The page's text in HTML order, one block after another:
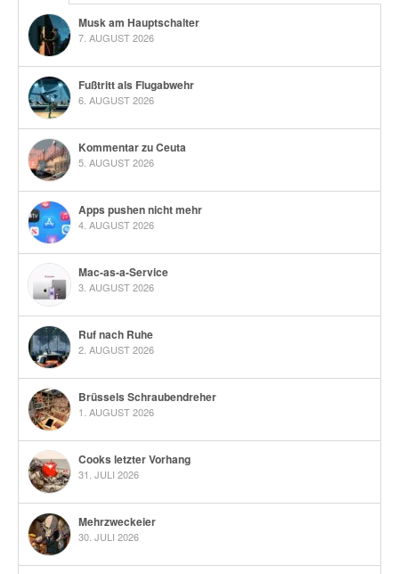
Musk am Hauptschalter
7. AUGUST 2026
Fußtritt als Flugabwehr
6. AUGUST 2026
Kommentar zu Ceuta
5. AUGUST 2026
Apps pushen nicht mehr
4. AUGUST 2026
Mac-as-a-Service
3. AUGUST 2026
Ruf nach Ruhe
2. AUGUST 2026
Brüssels Schraubendreher
1. AUGUST 2026
Cooks letzter Vorhang
31. JULI 2026
Mehrzweckeier
30. JULI 2026